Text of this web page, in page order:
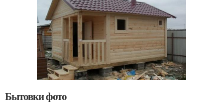
Бытовки фото